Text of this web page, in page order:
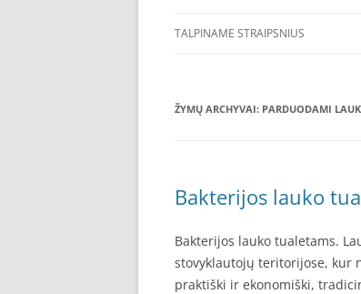
TALPINAME STRAIPSNIUS
ŽYMŲ ARCHYVAI: PARDUODAMI
Bakterijos lauko
Bakterijos lauko tualetams.
stovyklautojų teritorijose, kur
praktiški ir ekonomiški,